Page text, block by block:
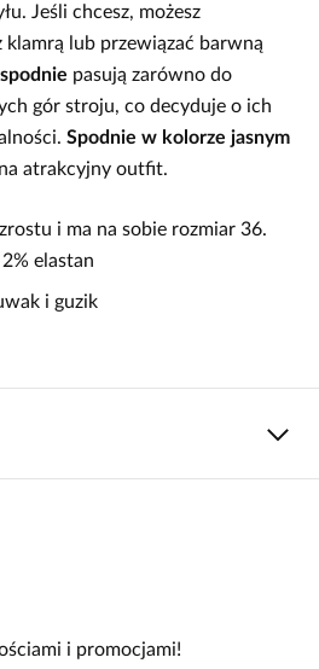
Jeśli chcesz, możesz
klamrą lub przewiązać barwną
pasują zarówno do
gór stroju, co decyduje o ich
Spodnie w kolorze jasnym
atrakcyjny outfit.
i ma na sobie rozmiar 36.
elastan
i guzik
i promocjami!